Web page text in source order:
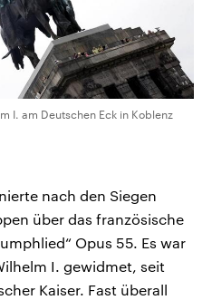
I. am Deutschen Eck in Koblenz
nach den Siegen
über das französische
Opus 55. Es war
I. gewidmet, seit
Kaiser. Fast überall